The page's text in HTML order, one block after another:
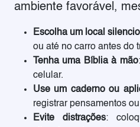
ambiente favorável,
Escolha um local
ou até no carro antes do
Tenha uma Bíblia à mão
celular.
Use um caderno ou
registrar pensamentos
Evite distrações: